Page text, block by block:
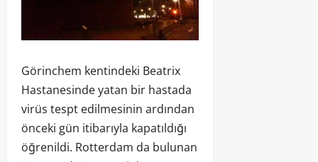
Görinchem kentindeki Beatrix
Hastanesinde yatan bir hastada
virüs tespt edilmesinin ardından
önceki gün itibarıyla kapatıldığı
öğrenildi. Rotterdam da bulunan